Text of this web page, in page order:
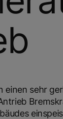
einen sehr